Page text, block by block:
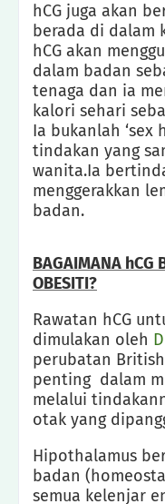
hCG juga akan
berada di dalam
hCG akan
dalam badan
tenaga dan ia
kalori sehari
Ia bukanlah ‘sex
tindakan yang
wanita.Ia
menggerakkan
badan.
BAGAIMANA hCG
OBESITI?
Rawatan hCG
dimulakan oleh
perubatan
penting dalam
melalui
otak yang
Hipothalamus
badan
semua kelenjar